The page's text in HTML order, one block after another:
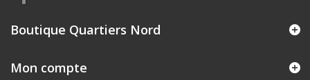
Boutique Quartiers Nord
Mon compte